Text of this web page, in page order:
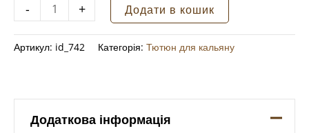
-
для
кальяну
AL
50G
+ Додати в кошик
Артикул: id_742 Категорія: Тютюн для кальяну
Додаткова інформація